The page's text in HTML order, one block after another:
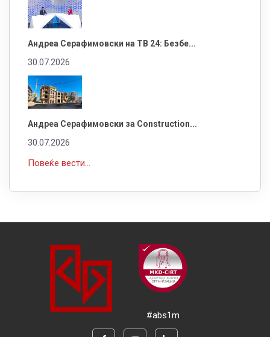
Андреа Серафимовски на ТВ 24: Безбе...
30.07.2026
Андреа Серафимовски за Construction...
30.07.2026
Повеќе вести...
#abs1m